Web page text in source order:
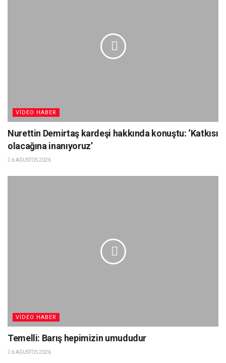
VIDEO HABER
Nurettin Demirtaş kardeşi hakkında konuştu: ‘Katkısı
olacağına inanıyoruz’
6 AĞUSTOS 2026
VIDEO HABER
Temelli: Barış hepimizin umududur
6 AĞUSTOS 2026